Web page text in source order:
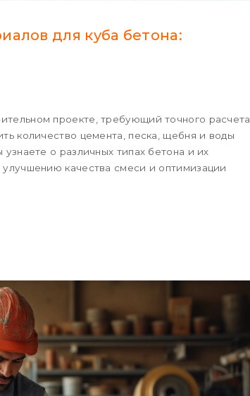
для куба бетона:
проекте, требующий точного расчета
количество цемента, песка, щебня и воды
о различных типах бетона и их
качества смеси и оптимизации